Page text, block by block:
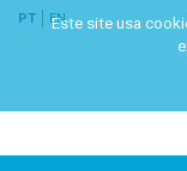
Este site usa
PT EN